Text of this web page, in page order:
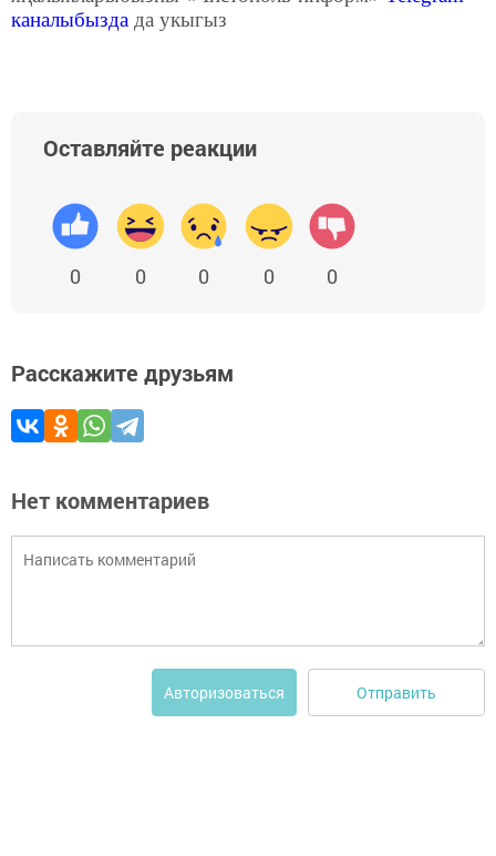
каналыбызда да укыгыз
Оставляйте реакции
0 0 0 0 0
Расскажите друзьям
Нет комментариев
Авторизоваться Отправить